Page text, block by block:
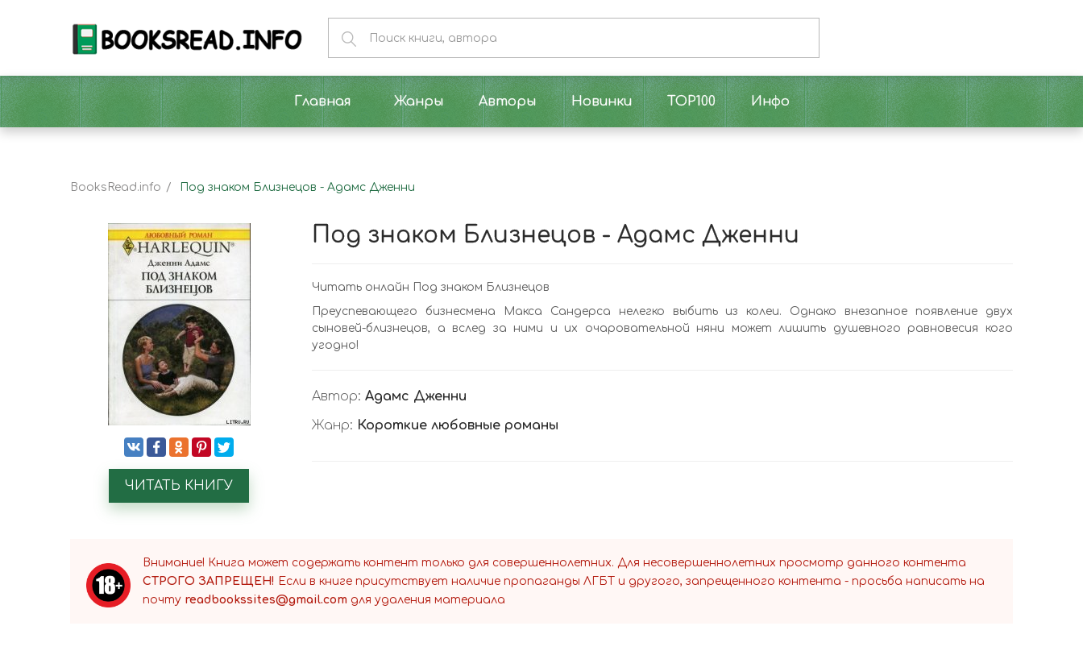
Главная Жанры Авторы Новинки TOP100 Инфо
BooksRead.info Под знаком Близнецов - Адамс Дженни
ЧИТАТЬ КНИГУ
Под знаком Близнецов - Адамс Дженни
Читать онлайн Под знаком Близнецов
Преуспевающего бизнесмена Макса Сандерса нелегко выбить из колеи. Однако внезапное появление двух
сыновей-близнецов, а вслед за ними и их очаровательной няни может лишить душевного равновесия кого
угодно!
Автор: Адамс Дженни
Жанр: Короткие любовные романы
Внимание! Книга может содержать контент только для совершеннолетних. Для несовершеннолетних просмотр данного контента
СТРОГО ЗАПРЕЩЕН! Если в книге присутствует наличие пропаганды ЛГБТ и другого, запрещенного контента - просьба написать на
почту readbookssites@gmail.com для удаления материала